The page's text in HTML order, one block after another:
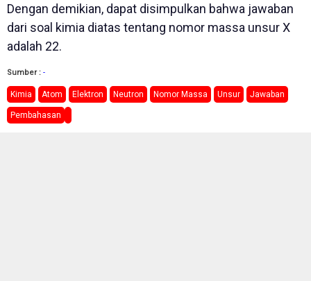
Dengan demikian, dapat disimpulkan bahwa jawaban
dari soal kimia diatas tentang nomor massa unsur X
adalah 22.
Sumber : -
Kimia Atom Elektron Neutron Nomor Massa Unsur Jawaban
Pembahasan